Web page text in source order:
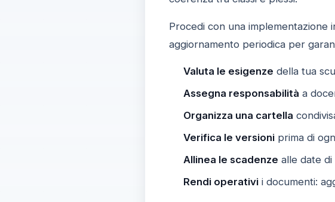
Procedi con una implementazione
aggiornamento periodica per
Valuta le esigenze della tua
Assegna responsabilità a
Organizza una cartella
Verifica le versioniprima di
Allinea le scadenze alle date di
Rendi operativii documenti: